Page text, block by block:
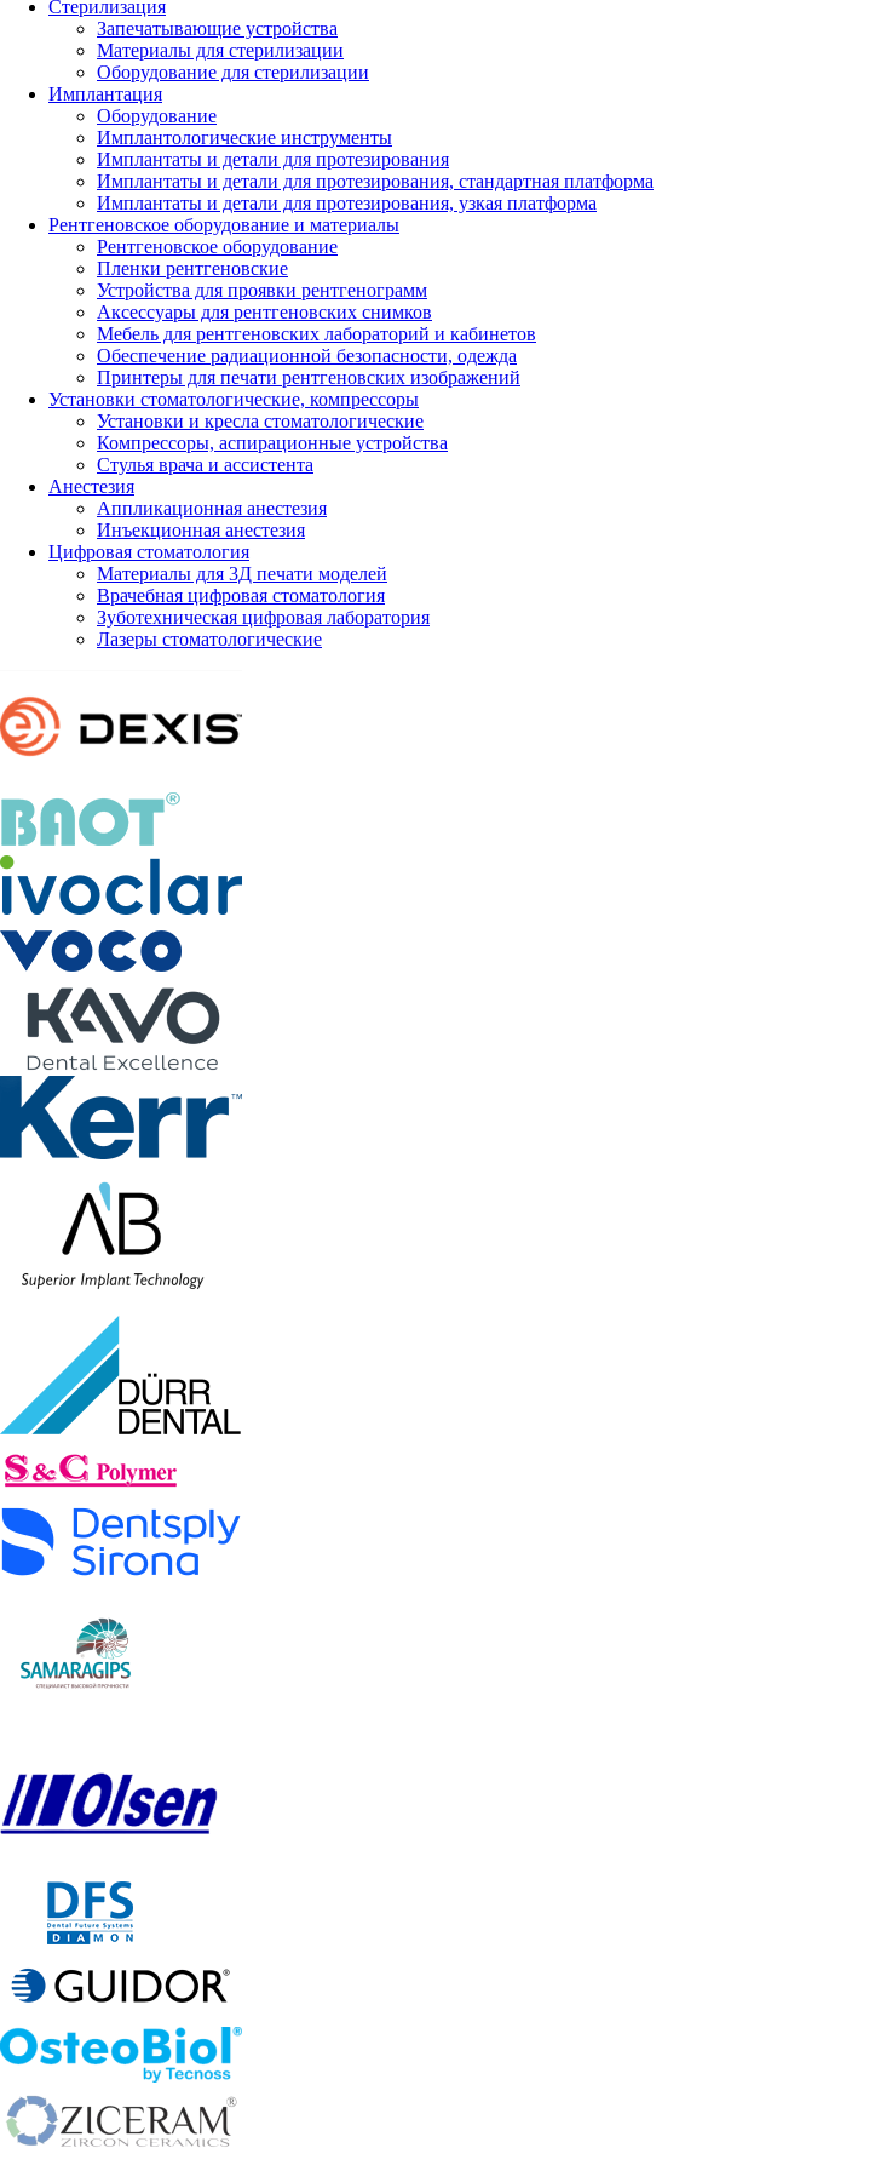
Стерилизация
Запечатывающие устройства
Материалы для стерилизации
Оборудование для стерилизации
Имплантация
Оборудование
Имплантологические инструменты
Имплантаты и детали для протезирования
Имплантаты и детали для протезирования, стандартная платформа
Имплантаты и детали для протезирования, узкая платформа
Рентгеновское оборудование и материалы
Рентгеновское оборудование
Пленки рентгеновские
Устройства для проявки рентгенограмм
Аксессуары для рентгеновских снимков
Мебель для рентгеновских лабораторий и кабинетов
Обеспечение радиационной безопасности, одежда
Принтеры для печати рентгеновских изображений
Установки стоматологические, компрессоры
Установки и кресла стоматологические
Компрессоры, аспирационные устройства
Стулья врача и ассистента
Анестезия
Аппликационная анестезия
Инъекционная анестезия
Цифровая стоматология
Материалы для 3Д печати моделей
Врачебная цифровая стоматология
Зуботехническая цифровая лаборатория
Лазеры стоматологические